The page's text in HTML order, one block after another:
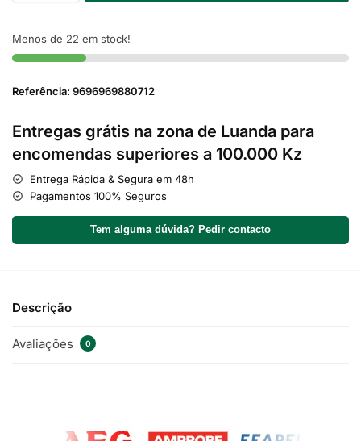
Menos de 22 em stock!
Referência: 9696969880712
Entregas grátis na zona de Luanda para
encomendas superiores a 100.000 Kz
Entrega Rápida & Segura em 48h
Pagamentos 100% Seguros
Tem alguma dúvida? Pedir contacto
Descrição
Avaliações 0